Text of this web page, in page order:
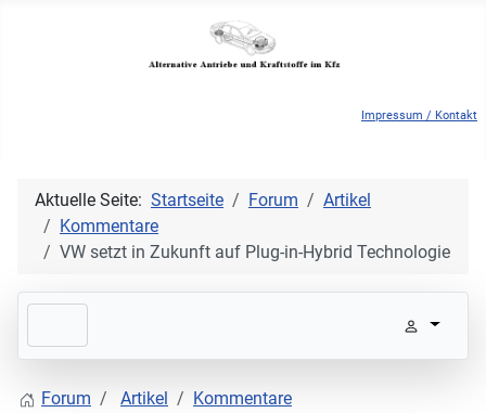
Impressum / Kontakt
Aktuelle Seite: Startseite Forum
Artikel
Kommentare
VW setzt in Zukunft auf Plug-in-Hybrid Technologie
Forum Artikel
Kommentare